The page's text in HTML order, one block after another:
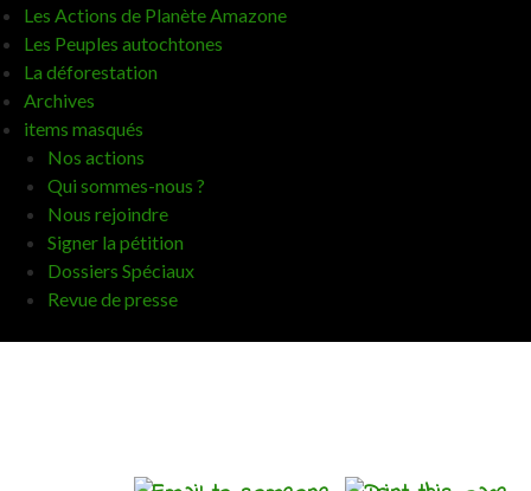
Les Actions de Planète Amazone
Les Peuples autochtones
La déforestation
Archives
items masqués
Nos actions
Qui sommes-nous ?
Nous rejoindre
Signer la pétition
Dossiers Spéciaux
Revue de presse